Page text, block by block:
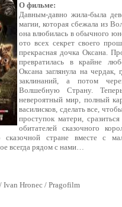
О фильме:
Давным-давно жила-была
магии, которая сбежала из
она влюбилась в обычного
ото всех секрет своего
прекрасная дочка Оксана.
превратилась в крайне
Оксана заглянула на
заклинаний, а потом
Волшебную Страну.
невероятный мир, полный
василисков, сделать все,
проступок матери,
обитателей сказочного
сказочной стране вместе с
всегда рядом с нами…
Ivan Hronec / Pragofilm